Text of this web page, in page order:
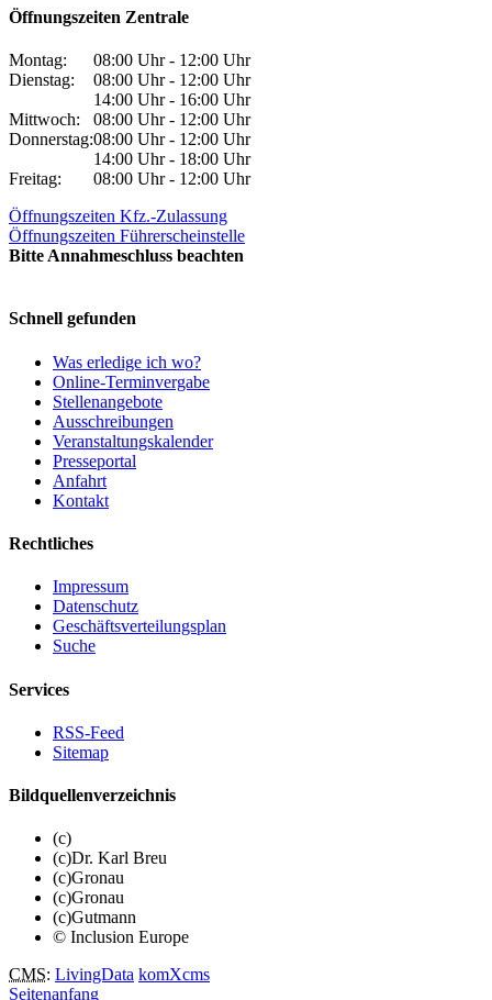
Öffnungszeiten Zentrale
Montag:
08:00 Uhr - 12:00 Uhr
Dienstag:
08:00 Uhr - 12:00 Uhr
14:00 Uhr - 16:00 Uhr
Mittwoch:
08:00 Uhr - 12:00 Uhr
Donnerstag:08:00 Uhr - 12:00 Uhr
14:00 Uhr - 18:00 Uhr
Freitag:
08:00 Uhr - 12:00 Uhr
Öffnungszeiten Kfz.-Zulassung
Öffnungszeiten Führerscheinstelle
Bitte Annahmeschluss beachten
Schnell gefunden
Was erledige ich wo?
Online-Terminvergabe
Stellenangebote
Ausschreibungen
Veranstaltungskalender
Presseportal
Anfahrt
Kontakt
Rechtliches
Impressum
Datenschutz
Geschäftsverteilungsplan
Suche
Services
RSS-Feed
Sitemap
Bildquellenverzeichnis
(c)
(c)Dr. Karl Breu
(c)Gronau
(c)Gronau
(c)Gutmann
© Inclusion Europe
CMS: LivingData komXcms
Seitenanfang